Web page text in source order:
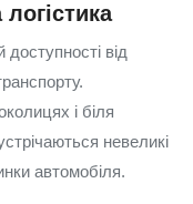
від
і біля
невеликі
автомобіля.